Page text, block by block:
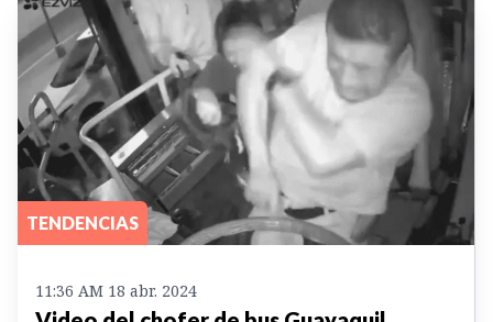
TENDENCIAS
11:36 AM 18 abr. 2024